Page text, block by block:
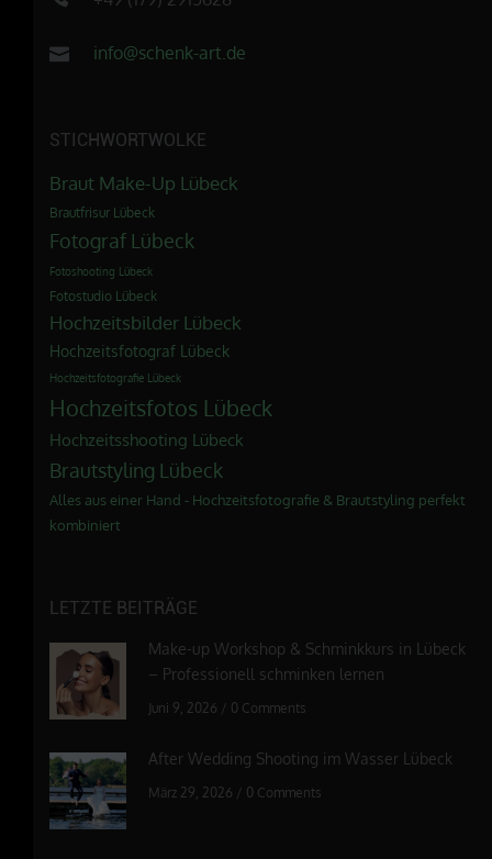
info@schenk-art.de
STICHWORTWOLKE
Braut Make-Up Lübeck
Brautfrisur Lübeck
Fotograf Lübeck
Fotoshooting Lübeck
Fotostudio Lübeck
Hochzeitsbilder Lübeck
Hochzeitsfotograf Lübeck
Hochzeitsfotografie Lübeck
Hochzeitsfotos Lübeck
Hochzeitsshooting Lübeck
Brautstyling Lübeck
Alles aus einer Hand - Hochzeitsfotografie & Brautstyling perfekt
kombiniert
LETZTE BEITRÄGE
Make-up Workshop & Schminkkurs in Lübeck
– Professionell schminken lernen
Juni 9, 2026 / 0 Comments
After Wedding Shooting im Wasser Lübeck
März 29, 2026 / 0 Comments